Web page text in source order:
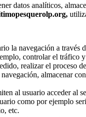
datos analíticos,
la navegación a
controlar el tráfico
realizar el proceso
almacenar
al usuario acceder al
como por ejemplo
etc.